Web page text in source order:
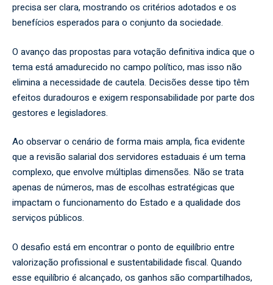
precisa ser clara, mostrando os critérios adotados e os
benefícios esperados para o conjunto da sociedade.
O avanço das propostas para votação definitiva indica que o
tema está amadurecido no campo político, mas isso não
elimina a necessidade de cautela. Decisões desse tipo têm
efeitos duradouros e exigem responsabilidade por parte dos
gestores e legisladores.
Ao observar o cenário de forma mais ampla, fica evidente
que a revisão salarial dos servidores estaduais é um tema
complexo, que envolve múltiplas dimensões. Não se trata
apenas de números, mas de escolhas estratégicas que
impactam o funcionamento do Estado e a qualidade dos
serviços públicos.
O desafio está em encontrar o ponto de equilíbrio entre
valorização profissional e sustentabilidade fiscal. Quando
esse equilíbrio é alcançado, os ganhos são compartilhados,